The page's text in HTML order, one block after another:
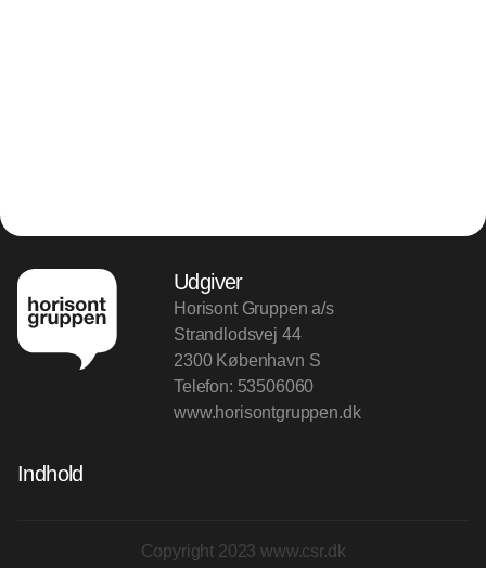
Udgiver
Horisont Gruppen a/s
Strandlodsvej 44
2300 København S
Telefon: 53506060
www.horisontgruppen.dk
Indhold
Copyright 2023 www.csr.dk